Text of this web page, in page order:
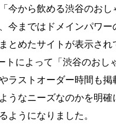
今から飲める渋谷のおし
今まではドメインパワー
とめたサイトが表示され
トによって「渋谷のおし
ラストオーダー時間も掲
うなニーズなのかを明確
ようになりました。